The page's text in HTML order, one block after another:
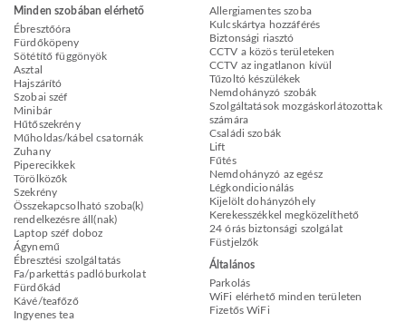
Minden szobában elérhető
Ébresztőóra
Fürdőköpeny
Sötétítő függönyök
Asztal
Hajszárító
Szobai széf
Minibár
Hűtőszekrény
Műholdas/kábel csatornák
Zuhany
Piperecikkek
Törölközők
Szekrény
Összekapcsolható szoba(k)
rendelkezésre áll(nak)
Laptop széf doboz
Ágynemű
Ébresztési szolgáltatás
Fa/parkettás padlóburkolat
Fürdőkád
Kávé/teafőző
Ingyenes tea
Allergiamentes szoba
Kulcskártya hozzáférés
Biztonsági riasztó
CCTV a közös területeken
CCTV az ingatlanon kívül
Tűzoltó készülékek
Nemdohányzó szobák
Szolgáltatások mozgáskorlátozottak
számára
Családi szobák
Lift
Fűtés
Nemdohányzó az egész
Légkondicionálás
Kijelölt dohányzóhely
Kerekesszékkel megközelíthető
24 órás biztonsági szolgálat
Füstjelzők
Általános
Parkolás
WiFi elérhető minden területen
Fizetős WiFi